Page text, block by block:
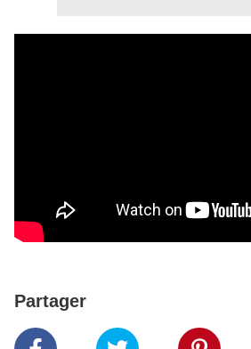
Partager